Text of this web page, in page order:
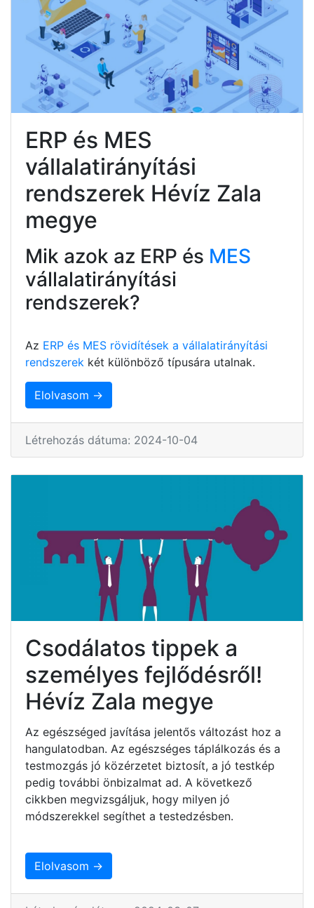
ERP és MES
vállalatirányítási
rendszerek Hévíz Zala
megye
Mik azok az ERP és MES
vállalatirányítási
rendszerek?
Az ERP és MES rövidítések a vállalatirányítási
rendszerek két különböző típusára utalnak.
Elolvasom →
Létrehozás dátuma: 2024-10-04
Csodálatos tippek a
személyes fejlődésről!
Hévíz Zala megye
Az egészséged javítása jelentős változást hoz a
hangulatodban. Az egészséges táplálkozás és a
testmozgás jó közérzetet biztosít, a jó testkép
pedig további önbizalmat ad. A következő
cikkben megvizsgáljuk, hogy milyen jó
módszerekkel segíthet a testedzésben.
Elolvasom →